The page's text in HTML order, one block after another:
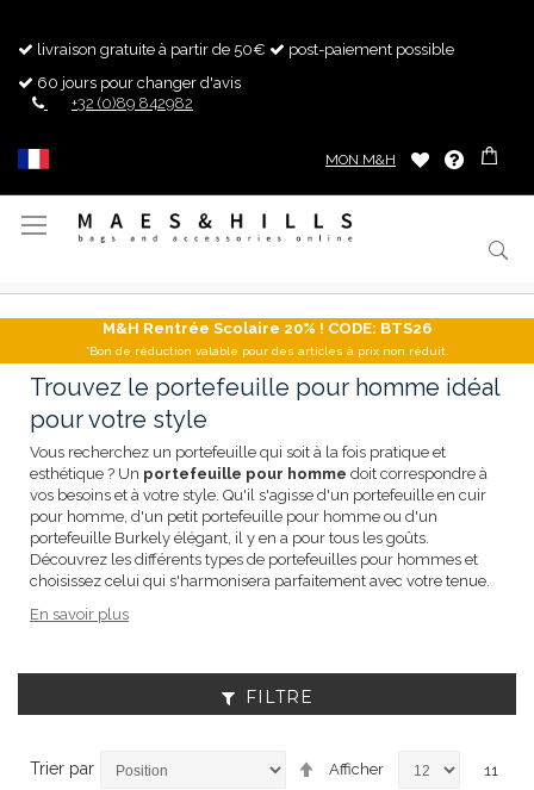
livraison gratuite à partir de 50€
post-paiement possible
60 jours pour changer d'avis
+32 (0)89 842982
MON M&H
Basculer
M&H Rentrée Scolaire 20% ! CODE: BTS26
*Bon de réduction valable pour des articles à prix non réduit.
Trouvez le portefeuille pour homme idéal
pour votre style
Vous recherchez un portefeuille qui soit à la fois pratique et
esthétique ? Un portefeuille pour homme doit correspondre à
vos besoins et à votre style. Qu'il s'agisse d'un portefeuille en cuir
pour homme, d'un petit portefeuille pour homme ou d'un
portefeuille Burkely élégant, il y en a pour tous les goûts.
Découvrez les différents types de portefeuilles pour hommes et
choisissez celui qui s'harmonisera parfaitement avec votre tenue.
En savoir plus
FILTRE
Trier par
Par
Afficher 11